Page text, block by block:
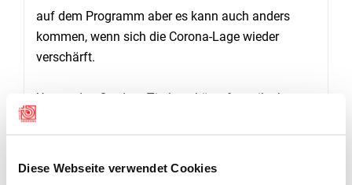
Diese Webseite verwendet Cookies
auf dem Programm aber es kann auch anders
kommen, wenn sich die Corona-Lage wieder
verschärft.
Um an den Outdoor-Titelwettkämpfen teilnehmen
Schützen die Dezentralisierten